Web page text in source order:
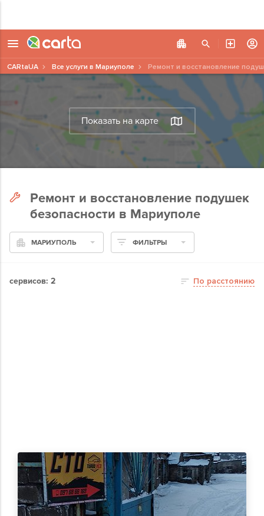
Показать на карте
CARtaUA Все услуги в Мариуполе Ремонт и восстановление
Ремонт и восстановление подушек
безопасности в Мариуполе
МАРИУПОЛЬ ФИЛЬТРЫ
сервисов: 2 По расстоянию